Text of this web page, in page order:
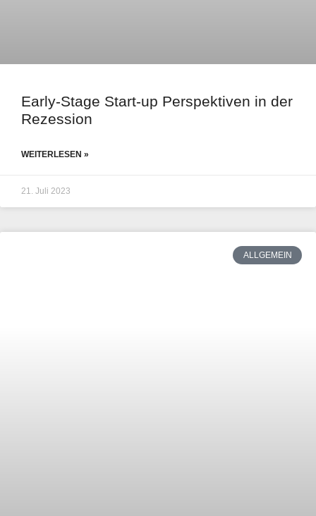
Early-Stage Start-up Perspektiven in der
Rezession
WEITERLESEN »
21. Juli 2023
ALLGEMEIN